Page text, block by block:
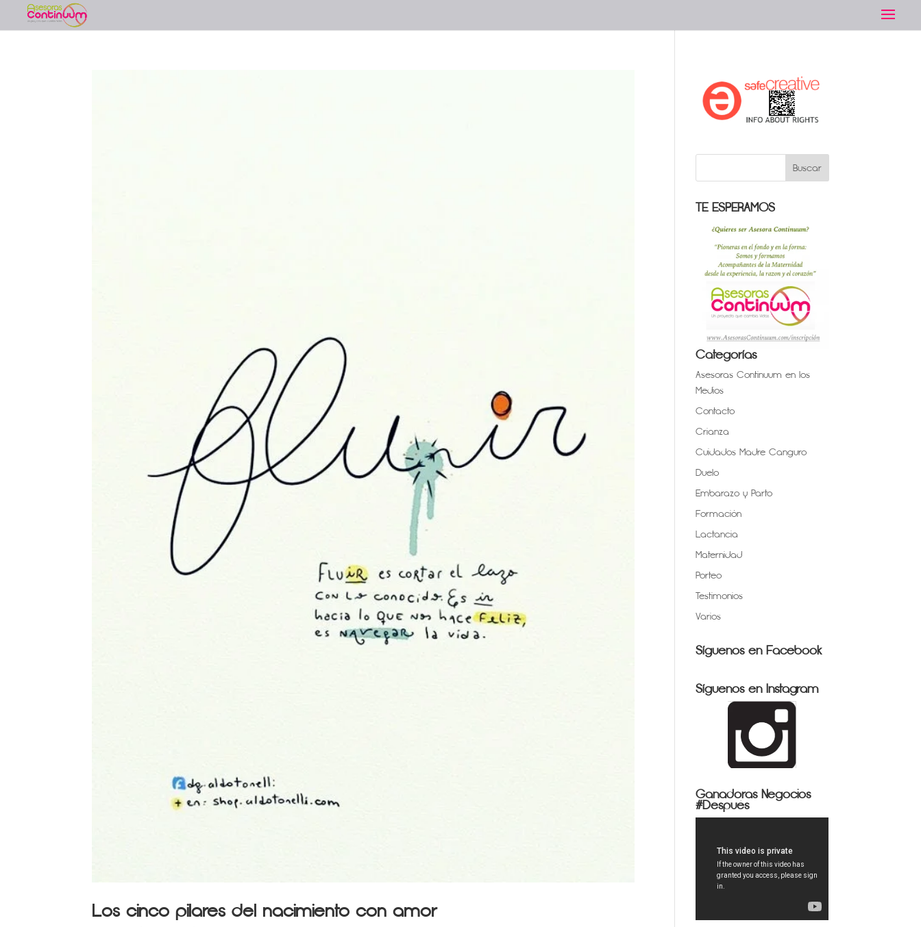
Los cinco pilares del nacimiento con amor
TE ESPERAMOS
Categorías
Asesoras Continuum en los
Medios
Contacto
Crianza
Cuidados Madre Canguro
Duelo
Embarazo y Parto
Formación
Lactancia
Maternidad
Porteo
Testimonios
Varios
Síguenos en Facebook
Síguenos en Instagram
Ganadoras Negocios
#Después